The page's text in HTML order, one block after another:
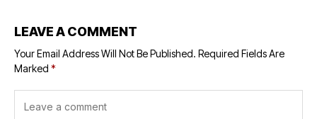
LEAVE A COMMENT
Your Email Address Will Not Be Published. Required Fields Are
Marked *